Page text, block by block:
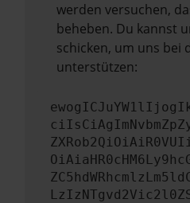
werden versuchen,
beheben. Du kannst
schicken, um uns bei
unterstützen: